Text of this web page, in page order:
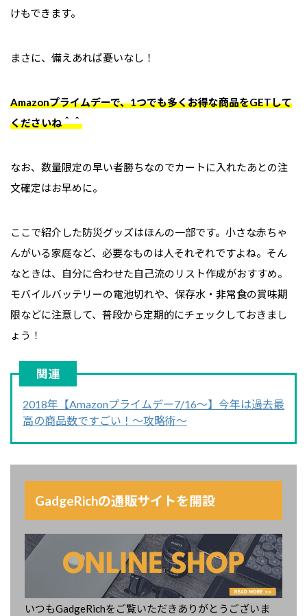
けもできます。
まさに、備えあれば憂いなし！
Amazonプライムデーで、1つでも多くお得な商品をGETして
くださいね＾＾
なお、数量限定の早い者勝ちなのでカートに入れたあとの注
文確定はお早めに。
ここで紹介した防災グッズはほんの一部です。小さな赤ちゃ
んがいる家庭など、必要なものは人それぞれですよね。そん
なときは、自分に合わせた自己流のリスト作成がおすすめ。
モバイルバッテリーの電池切れや、保存水・非常食の賞味期
限などに注意して、普段から定期的にチェックしておきまし
ょう！
2018年【Amazonプライムデー7/16～】今年は過去最
高の商品数ですごい！～攻略術～
GadgeRichの通販サイトを開設
いつもGadgeRichをご覧いただきありがとうございま